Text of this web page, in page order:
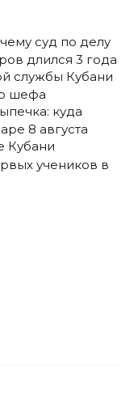
суд по делу
длился 3 года
службы Кубани
шефа
куда
8 августа
Кубани
учеников в